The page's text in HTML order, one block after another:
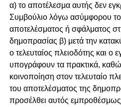
α) το αποτέλεσμα αυτής δεν
Συμβούλιο λόγω ασύμφορου
αποτελέσματος ή σφάλματος
δημοπρασίας β) μετά την
ο τελευταίος πλειοδότης και ο
υπογράφουν τα πρακτικά,
κοινοποίηση στον τελευταίο
του αποτελέσματος της
προσέλθει αυτός εμπροθέσμως